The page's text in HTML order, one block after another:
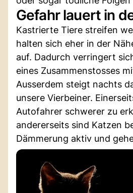
Gefahr lauert in
Kastrierte Tiere streifen
halten sich eher in der
auf. Dadurch verringert
eines Zusammenstosses
Ausserdem steigt nachts
unsere Vierbeiner.
Autofahrer schwerer zu
andererseits sind Katzen
Dämmerung aktiv und